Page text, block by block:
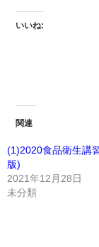
いいね:
関連
(1)2020食品衛生講
版)
2021年12月28日
未分類